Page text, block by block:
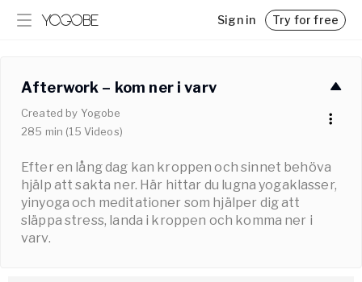
Get inspired and achieve your goals with step-by-step
Challenges
Kickstart your new routine
Insights, tips, and interesting reads
Memberships for Yogobe Play
Team Yogobe
Get to know our experts
Business
Support for employers and organizations
For Employers
Sign in Try for free
Afterwork – kom ner i varv
Created by Yogobe
285 min (15 Videos)
Efter en lång dag kan kroppen och sinnet behöva
hjälp att sakta ner. Här hittar du lugna yogaklasser,
yinyoga och meditationer som hjälper dig att
släppa stress, landa i kroppen och komma ner i
varv.